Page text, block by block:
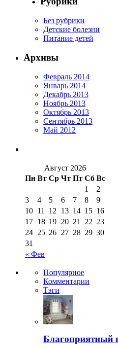
Без рубрики
Детские болезни
Питание детей
Архивы
Февраль 2014
Январь 2014
Декабрь 2013
Ноябрь 2013
Октябрь 2013
Сентябрь 2013
Май 2012
Август 2026
Пн Вт Ср Чт Пт Сб Вс
« Фев
1
2
3
4 5 6 7 8
9
10 11 12 13 14 15 16
17 18 19 20 21 22 23
24 25 26 27 28 29 30
31
Популярное
Комментарии
Тэги
Благоприятный